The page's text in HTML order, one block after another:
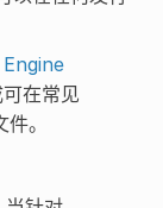
在常见
。